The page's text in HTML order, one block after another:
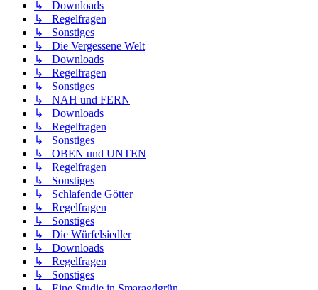
↳ Downloads
↳ Regelfragen
↳ Sonstiges
↳ Die Vergessene Welt
↳ Downloads
↳ Regelfragen
↳ Sonstiges
↳ NAH und FERN
↳ Downloads
↳ Regelfragen
↳ Sonstiges
↳ OBEN und UNTEN
↳ Regelfragen
↳ Sonstiges
↳ Schlafende Götter
↳ Regelfragen
↳ Sonstiges
↳ Die Würfelsiedler
↳ Downloads
↳ Regelfragen
↳ Sonstiges